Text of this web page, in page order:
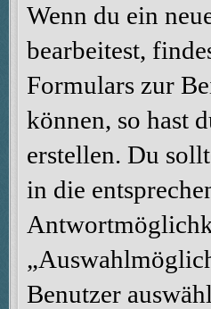
Wenn du ein
bearbeitest,
Formulars zur
können, so hast
erstellen. Du
in die
Benutzer